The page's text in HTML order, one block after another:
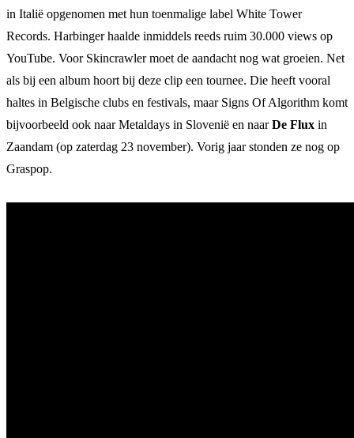
in Italië opgenomen met hun toenmalige label White Tower
Records. Harbinger haalde inmiddels reeds ruim 30.000 views op
YouTube. Voor Skincrawler moet de aandacht nog wat groeien. Net
als bij een album hoort bij deze clip een tournee. Die heeft vooral
haltes in Belgische clubs en festivals, maar Signs Of Algorithm komt
bijvoorbeeld ook naar Metaldays in Slovenië en naarDe Flux in
Zaandam (op zaterdag 23 november). Vorig jaar stonden ze nog op
Graspop.